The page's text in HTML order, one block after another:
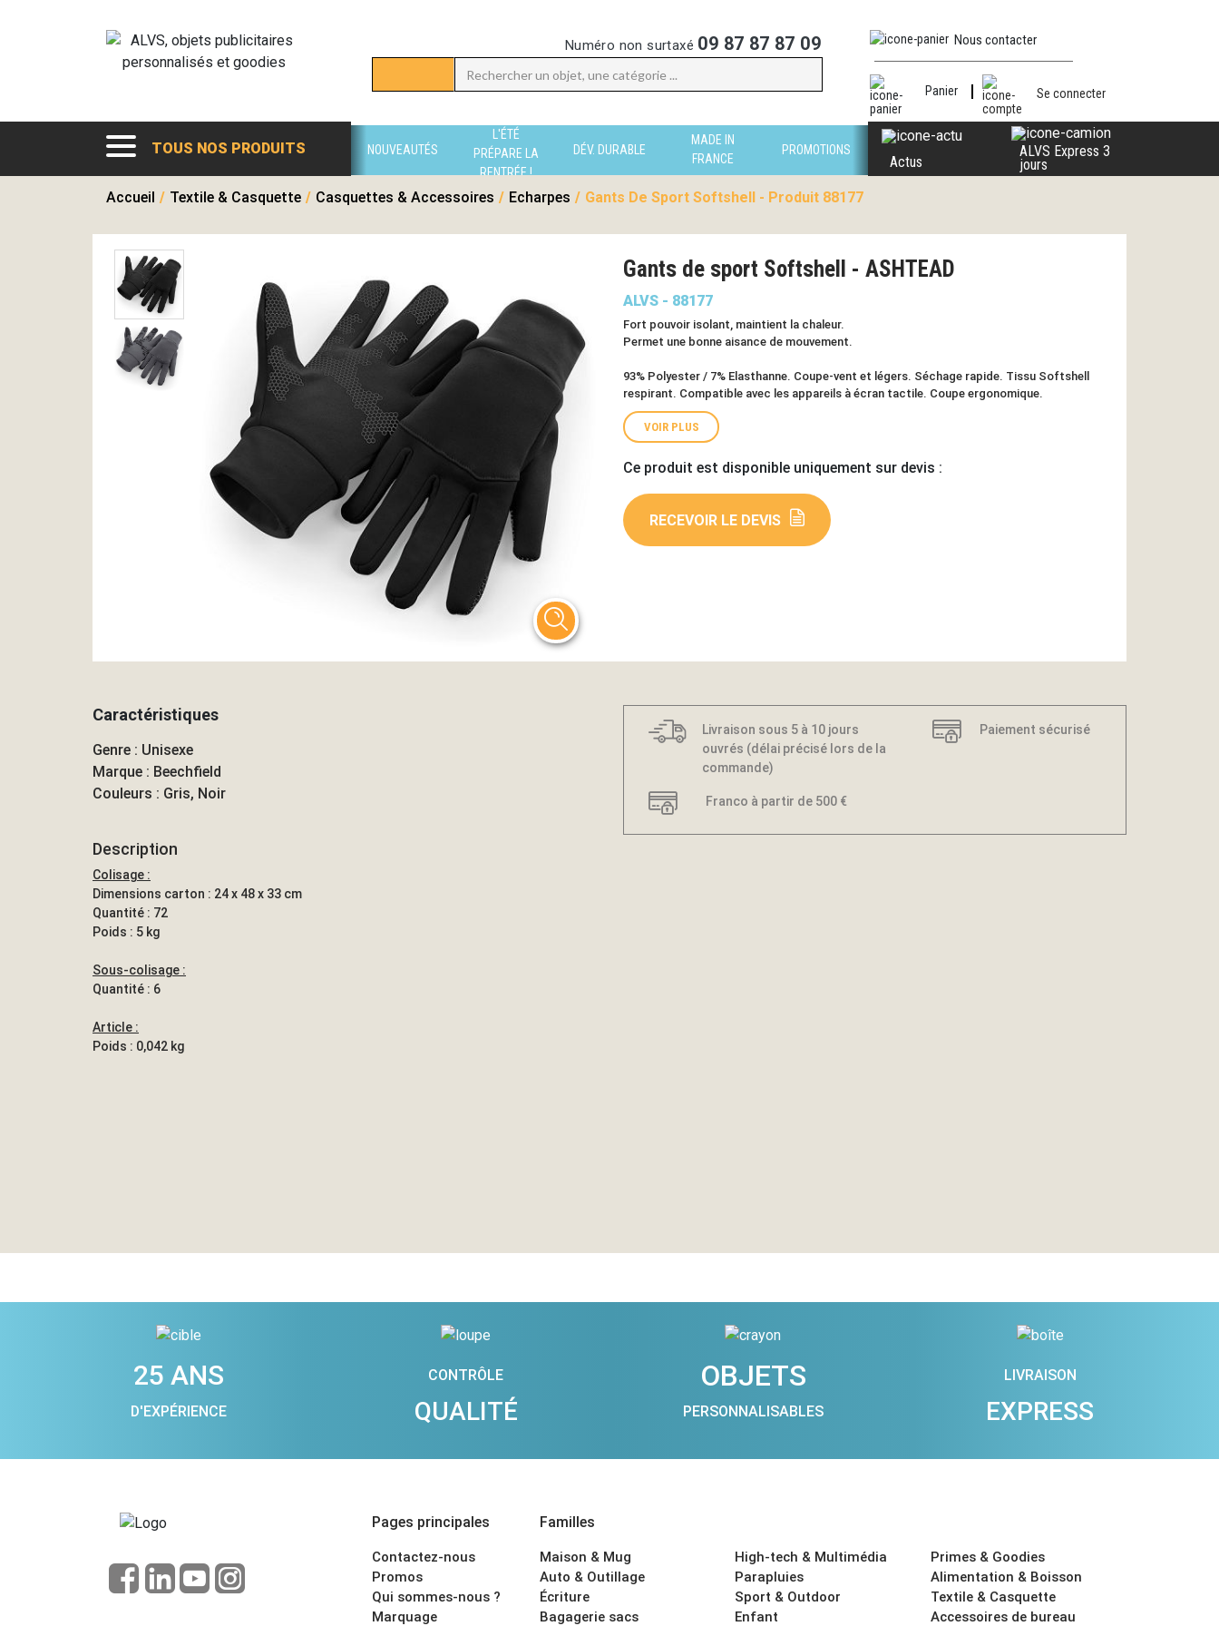
Numéro non surtaxé 09 87 87 87 09 Nous contacter
Panier Se connecter
TOUS NOS PRODUITS NOUVEAUTÉS
L'ÉTÉ
PRÉPARE LA
RENTRÉE !
DÉV. DURABLE
MADE IN
FRANCE
PROMOTIONS
Actus
ALVS Express 3
jours
Accueil / Textile & Casquette / Casquettes & Accessoires / Echarpes / Gants De Sport Softshell - Produit 88177
Gants de sport Softshell - ASHTEAD
ALVS - 88177
Fort pouvoir isolant, maintient la chaleur.
Permet une bonne aisance de mouvement.
93% Polyester / 7% Elasthanne. Coupe-vent et légers. Séchage rapide. Tissu Softshell
respirant. Compatible avec les appareils à écran tactile. Coupe ergonomique.
VOIR PLUS
Ce produit est disponible uniquement sur devis :
RECEVOIR LE DEVIS
Caractéristiques
Genre : Unisexe
Marque : Beechfield
Couleurs : Gris, Noir
Description
Colisage :
Dimensions carton : 24 x 48 x 33 cm
Quantité : 72
Poids : 5 kg
Sous-colisage :
Quantité : 6
Article :
Poids : 0,042 kg
Livraison sous 5 à 10 jours
ouvrés (délai précisé lors de la
commande)
Paiement sécurisé
Franco à partir de 500 €
25 ANS
D'EXPÉRIENCE
CONTRÔLE
QUALITÉ
OBJETS
PERSONNALISABLES
LIVRAISON
EXPRESS
Pages principales
Contactez-nous
Promos
Qui sommes-nous ?
Marquage
Familles
Maison & Mug
Auto & Outillage
Écriture
Bagagerie sacs
High-tech & Multimédia
Parapluies
Sport & Outdoor
Enfant
Primes & Goodies
Alimentation & Boisson
Textile & Casquette
Accessoires de bureau